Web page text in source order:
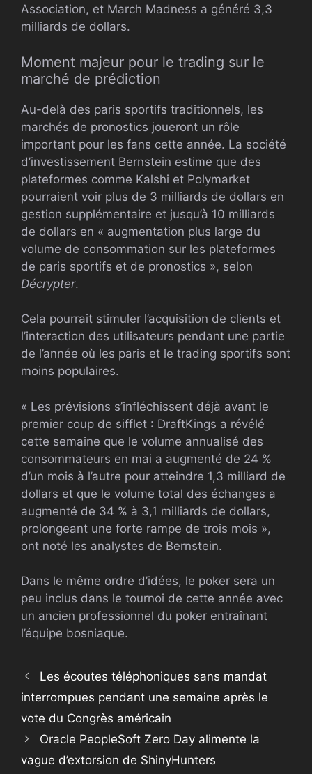
Association, et March Madness a généré 3,3
milliards de dollars.
Moment majeur pour le trading sur le
marché de prédiction
Au-delà des paris sportifs traditionnels, les
marchés de pronostics joueront un rôle
important pour les fans cette année. La société
d’investissement Bernstein estime que des
plateformes comme Kalshi et Polymarket
pourraient voir plus de 3 milliards de dollars en
gestion supplémentaire et jusqu’à 10 milliards
de dollars en « augmentation plus large du
volume de consommation sur les plateformes
de paris sportifs et de pronostics », selon
Décrypter.
Cela pourrait stimuler l’acquisition de clients et
l’interaction des utilisateurs pendant une partie
de l’année où les paris et le trading sportifs sont
moins populaires.
« Les prévisions s’infléchissent déjà avant le
premier coup de sifflet : DraftKings a révélé
cette semaine que le volume annualisé des
consommateurs en mai a augmenté de 24 %
d’un mois à l’autre pour atteindre 1,3 milliard de
dollars et que le volume total des échanges a
augmenté de 34 % à 3,1 milliards de dollars,
prolongeant une forte rampe de trois mois »,
ont noté les analystes de Bernstein.
Dans le même ordre d’idées, le poker sera un
peu inclus dans le tournoi de cette année avec
un ancien professionnel du poker entraînant
l’équipe bosniaque.
Les écoutes téléphoniques sans mandat
interrompues pendant une semaine après le
vote du Congrès américain
Oracle PeopleSoft Zero Day alimente la
vague d’extorsion de ShinyHunters